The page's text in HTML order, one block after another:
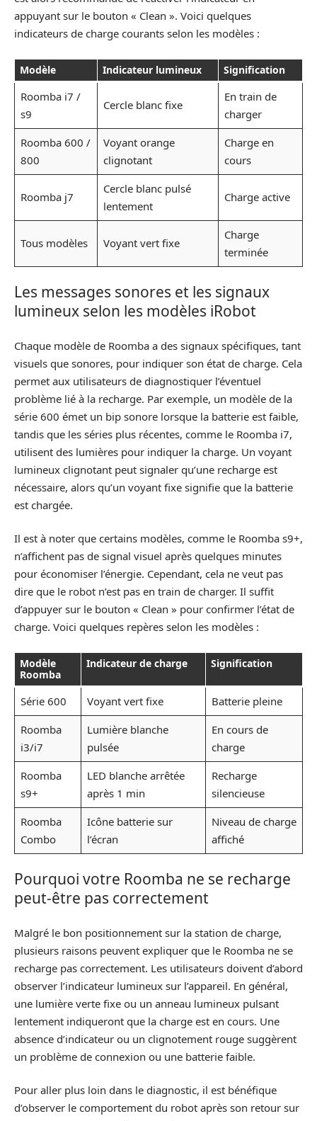
appuyant sur le bouton « Clean ». Voici quelques
indicateurs de charge courants selon les modèles :
Modèle Indicateur lumineux Signification
Roomba i7 /
s9
Cercle blanc fixe
En train de
charger
Roomba 600 /
800
Voyant orange
clignotant
Charge en
cours
Roomba j7
Cercle blanc pulsé
lentement
Charge active
Tous modèles Voyant vert fixe
Charge
terminée
Les messages sonores et les signaux
lumineux selon les modèles iRobot
Chaque modèle de Roomba a des signaux spécifiques, tant
visuels que sonores, pour indiquer son état de charge. Cela
permet aux utilisateurs de diagnostiquer l’éventuel
problème lié à la recharge. Par exemple, un modèle de la
série 600 émet un bip sonore lorsque la batterie est faible,
tandis que les séries plus récentes, comme le Roomba i7,
utilisent des lumières pour indiquer la charge. Un voyant
lumineux clignotant peut signaler qu’une recharge est
nécessaire, alors qu’un voyant fixe signifie que la batterie
est chargée.
Il est à noter que certains modèles, comme le Roomba s9+,
n’affichent pas de signal visuel après quelques minutes
pour économiser l’énergie. Cependant, cela ne veut pas
dire que le robot n’est pas en train de charger. Il suffit
d’appuyer sur le bouton « Clean » pour confirmer l’état de
charge. Voici quelques repères selon les modèles :
Modèle
Roomba
Indicateur de charge Signification
Série 600 Voyant vert fixe
Batterie pleine
Roomba
i3/i7
Lumière blanche
pulsée
En cours de
charge
Roomba
s9+
LED blanche arrêtée
après 1 min
Recharge
silencieuse
Roomba
Combo
Icône batterie sur
l’écran
Niveau de charge
affiché
Pourquoi votre Roomba ne se recharge
peut-être pas correctement
Malgré le bon positionnement sur la station de charge,
plusieurs raisons peuvent expliquer que le Roomba ne se
recharge pas correctement. Les utilisateurs doivent d’abord
observer l’indicateur lumineux sur l’appareil. En général,
une lumière verte fixe ou un anneau lumineux pulsant
lentement indiqueront que la charge est en cours. Une
absence d’indicateur ou un clignotement rouge suggèrent
un problème de connexion ou une batterie faible.
Pour aller plus loin dans le diagnostic, il est bénéfique
d’observer le comportement du robot après son retour sur